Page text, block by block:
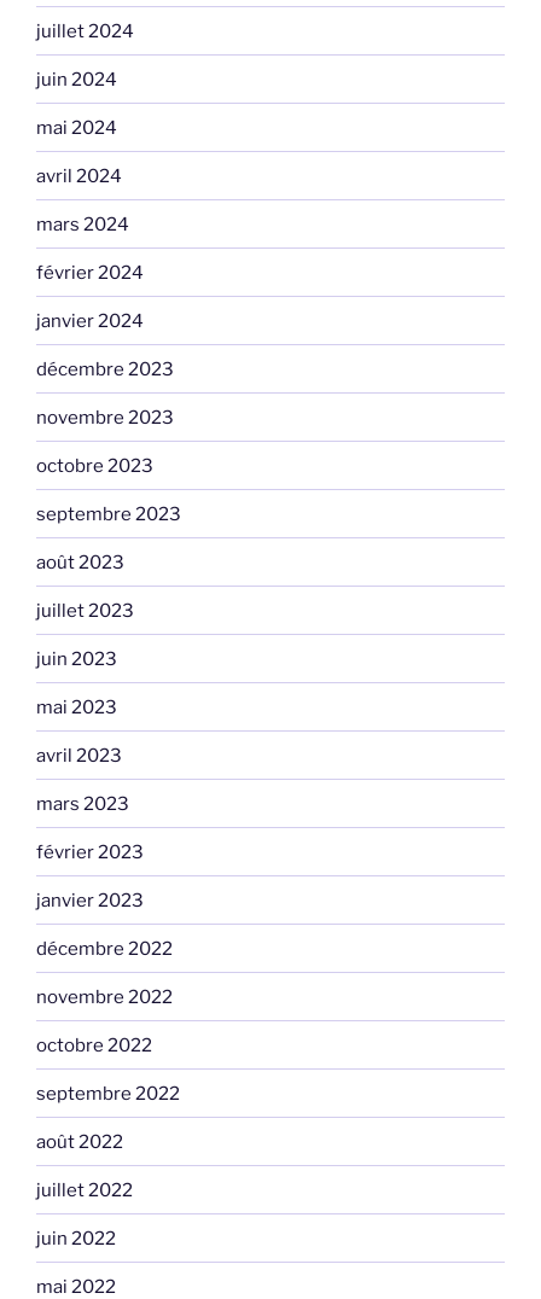
juillet 2024
juin 2024
mai 2024
avril 2024
mars 2024
février 2024
janvier 2024
décembre 2023
novembre 2023
octobre 2023
septembre 2023
août 2023
juillet 2023
juin 2023
mai 2023
avril 2023
mars 2023
février 2023
janvier 2023
décembre 2022
novembre 2022
octobre 2022
septembre 2022
août 2022
juillet 2022
juin 2022
mai 2022